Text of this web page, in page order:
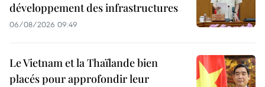
développement des infrastructures
06/08/2026 09:49
Le Vietnam et la Thaïlande bien
placés pour approfondir leur